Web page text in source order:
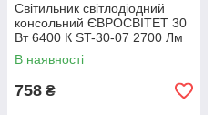
Світильник світлодіодний
консольний ЄВРОСВІТЕТ 30
Вт 6400 К ST-30-07 2700 Лм
IP65
В наявності
758 ₴